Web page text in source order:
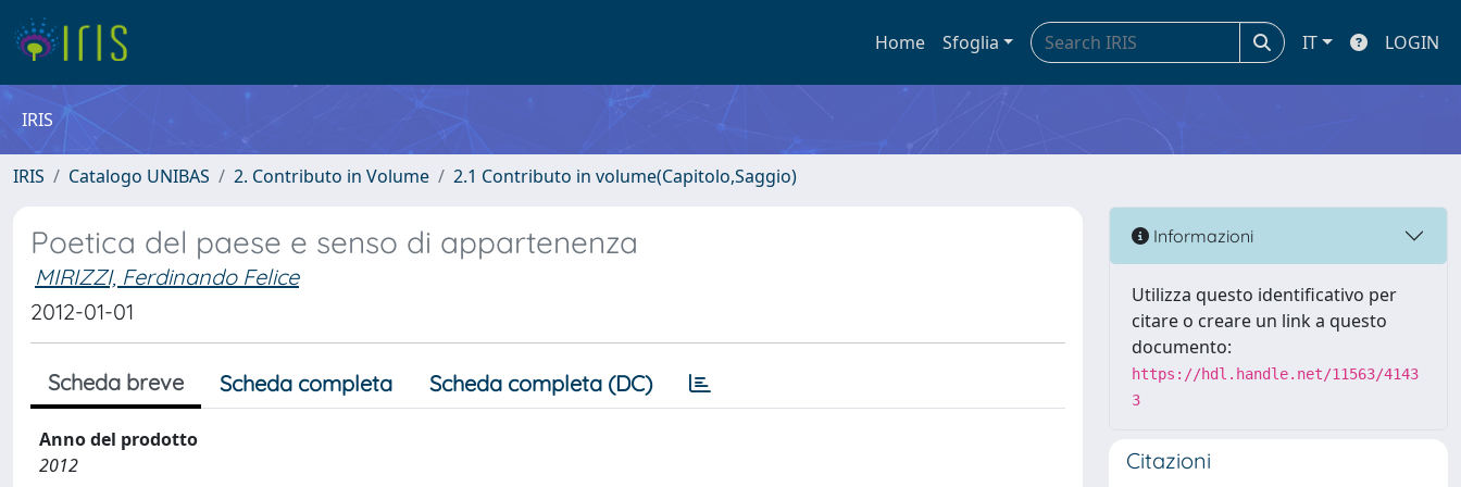
Home Sfoglia IT LOGIN
IRIS
IRIS Catalogo UNIBAS 2. Contributo in Volume 2.1 Contributo in volume(Capitolo,Saggio)
Poetica del paese e senso di appartenenza
MIRIZZI, Ferdinando Felice
2012-01-01
Scheda breve Scheda completa Scheda completa (DC)
Anno del prodotto
2012
Informazioni
Utilizza questo identificativo per
citare o creare un link a questo
documento:
https://hdl.handle.net/11563/4143
3
Citazioni